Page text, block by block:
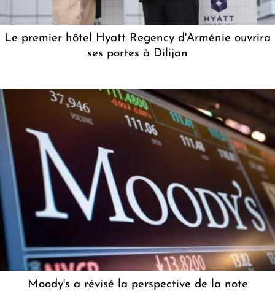
Le premier hôtel Hyatt Regency d'Arménie ouvrira
ses portes à Dilijan
Moody's a révisé la perspective de la note